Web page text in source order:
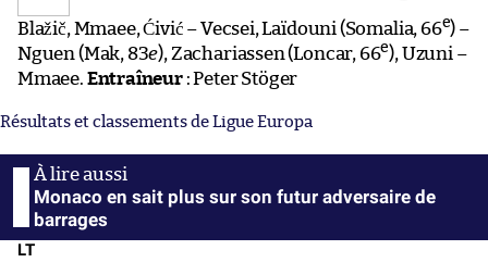
Blažič, Mmaee, Ćivić – Vecsei, Laïdouni (Somalia, 66e) –
Nguen (Mak, 83e), Zachariassen (Loncar, 66e), Uzuni –
Mmaee. Entraîneur: Peter Stöger
Résultats et classements de Ligue Europa
Monaco en sait plus sur son futur adversaire de
barrages
LT